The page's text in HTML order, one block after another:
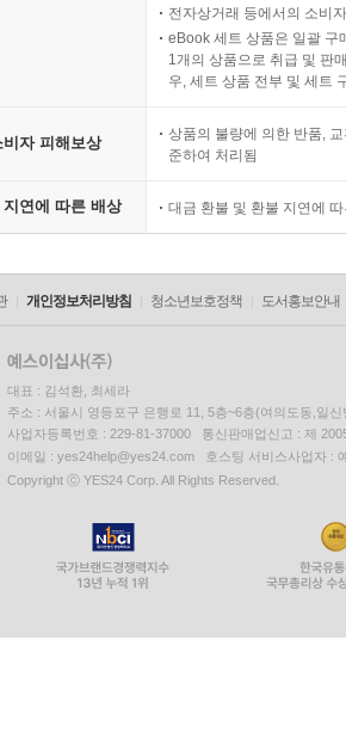
전자상거래 등에서의 소비
eBook 세트 상품은 일괄 구
1개의 상품으로 취급 및 판
우, 세트 상품 전부 및 세트
비자 피해보상
상품의 불량에 의한 반품,
준하여 처리됨
지연에 따른 배상 대금 환불 및 환불 지연에
개인정보처리방침 청소년보호정책 도서홍보안내
대표 : 김석환, 최세라
주소 : 서울시 영등포구 은행로 11, 5층~6층(여의도동,일신
사업자등록번호 : 229-81-37000 통신판매업신고 : 제
이메일 : yes24help@yes24.com 호스팅 서비스사업자 :
Copyright ⓒ YES24 Corp. All Rights Reserved.